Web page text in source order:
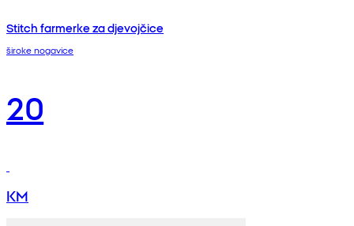
Stitch farmerke za djevojčice
široke nogavice
20
KM